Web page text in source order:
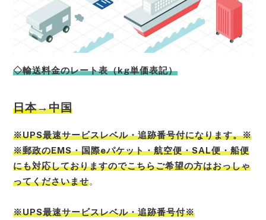
◇輸送料金のレート表（kg単価表記）
日本→中国
※UPS最速サービスレベル・追跡番号付になります。※
※郵政のEMS・国際eパケット・航空便・SAL便・船便
にも対応しておりますのでこちらご希望の方はおっしゃ
ってくださいませ。
※UPS最速サービスレベル・追跡番号付※